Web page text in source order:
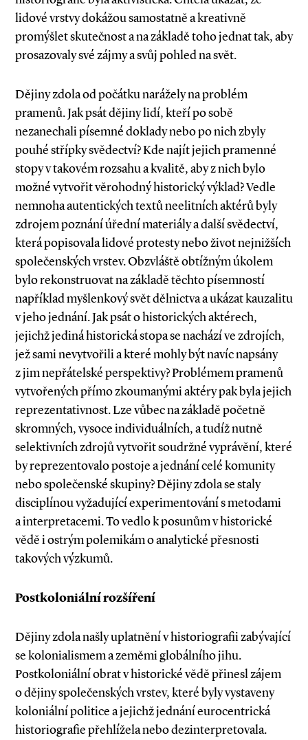
lidové vrstvy dokážou samostatně a kreativně
promýšlet skutečnost a na základě toho jednat tak, aby
prosazovaly své zájmy a svůj pohled na svět.
Dějiny zdola od počátku narážely na problém
pramenů. Jak psát dějiny lidí, kteří po sobě
nezanechali písemné doklady nebo po nich zbyly
pouhé střípky svědectví? Kde najít jejich pramenné
stopy v takovém rozsahu a kvalitě, aby z nich bylo
možné vytvořit věrohodný historický výklad? Vedle
nemnoha autentických textů neelitních aktérů byly
zdrojem poznání úřední materiály a další svědectví,
která popisovala lidové protesty nebo život nejnižších
společenských vrstev. Obzvláště obtížným úkolem
bylo rekonstruo­vat na základě těchto písemností
například myšlenkový svět dělnictva a ukázat kauzalitu
v jeho jednání. Jak psát o historických aktérech,
jejichž jediná historická stopa se nachází ve zdrojích,
jež sami nevytvořili a které mohly být navíc napsány
z jim nepřátelské perspektivy? Problémem pramenů
vytvořených přímo zkoumanými aktéry pak byla jejich
reprezentativnost. Lze vůbec na základě početně
skromných, vysoce individuálních, a tudíž nutně
selektivních zdrojů vytvořit soudržné vyprávění, které
by reprezentovalo postoje a jednání celé komunity
nebo společenské skupiny? Dějiny zdola se staly
disciplínou vyžadující experimentování s metodami
a interpretacemi. To vedlo k posunům v historické
vědě i ostrým polemikám o analytické přesnosti
takových výzkumů.
Postkoloniální rozšíření
Dějiny zdola našly uplatnění v historiografii zabývající
se kolonialismem a zeměmi globálního jihu.
Postkoloniální obrat v historické vědě přinesl zájem
o dějiny společenských vrstev, které byly vystaveny
koloniální politice a jejichž jednání eurocentrická
historiografie přehlížela nebo dezinterpretovala.